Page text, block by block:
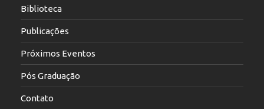
Biblioteca
Publicações
Próximos Eventos
Pós Graduação
Contato